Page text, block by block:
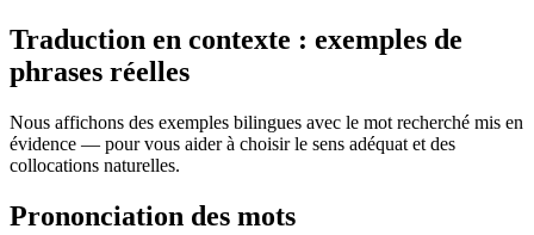
Traduction en contexte : exemples de
phrases réelles
Nous affichons des exemples bilingues avec le mot recherché mis en
évidence — pour vous aider à choisir le sens adéquat et des
collocations naturelles.
Prononciation des mots